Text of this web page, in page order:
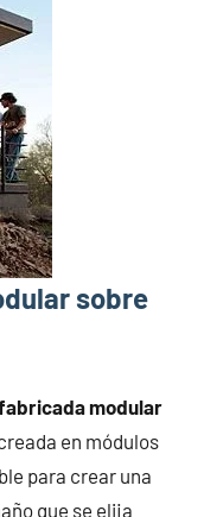
sobre
modular
en módulos
para crear una
que se elija